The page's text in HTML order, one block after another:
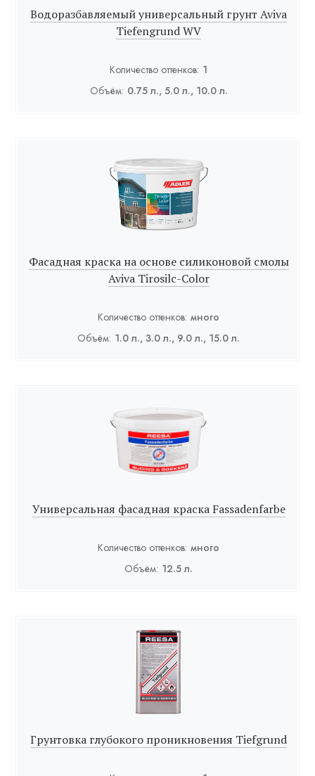
Водоразбавляемый универсальный грунт Aviva
Tiefengrund WV
Количество оттенков: 1
Объём: 0.75 л., 5.0 л., 10.0 л.
Фасадная краска на основе силиконовой смолы
Aviva Tirosilc-Color
Количество оттенков: много
Объём: 1.0 л., 3.0 л., 9.0 л., 15.0 л.
Универсальная фасадная краска Fassadenfarbe
Количество оттенков: много
Объём: 12.5 л.
Грунтовка глубокого проникновения Tiefgrund